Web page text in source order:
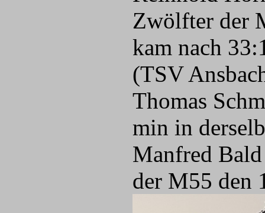
Zwölfter der
kam nach
(TSV
Thomas
min in
Manfred
der M55 den